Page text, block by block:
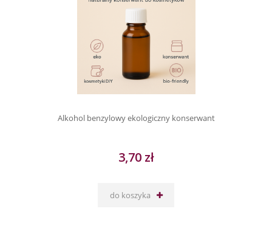
Alkohol benzylowy ekologiczny konserwant
3,70 zł
do koszyka